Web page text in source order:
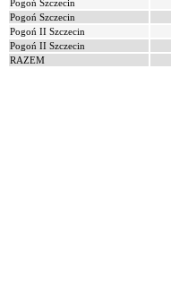
Pogoń Szczecin
Pogoń Szczecin
Pogoń II Szczecin
Pogoń II Szczecin
RAZEM